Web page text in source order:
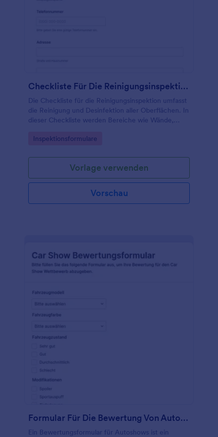
Checkliste Für Die Reinigungsinspektion
Die Checkliste für die Reinigungsinspektion umfasst
die Reinigung und Desinfektion aller Oberflächen. In
dieser Checkliste werden Bereiche wie Wände,
Lebensmittelkontaktflächen und vieles mehr
Computer, Tablet oder Smartphone ausfüllen und
alle Einsendungen werden sicher in Ihrem Online-
Jotform-Konto gespeichert – und können von Ihnen
und Ihrem Team problemlos überprüft werden.
Go to Category:
Inspektionsformulare
Vorlage verwenden
Vorschau
Formular Für Die Bewertung Von Autoshows
Ein Bewertungsformular für Autoshows ist ein